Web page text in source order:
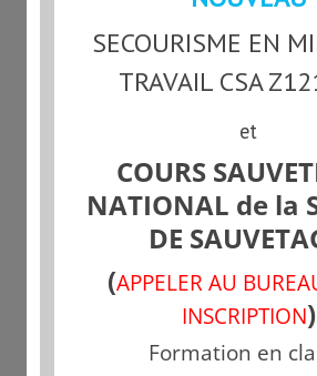
Références:https://
soutien-aux-personnes/aide-et-
https://
et-services/services-en-
d-accueil/#formation-
aux-enfants-dune-duree-de-8-
Pour vous inscrire à une
en Milieu de Garde:
https://
durgence-soins-aux-enfants/
SECOURISME EN
TRAVAIL CSA
et
COURS
NATIONAL de la
DE
(APPELER AU
INSCRIPTION)
Formation en